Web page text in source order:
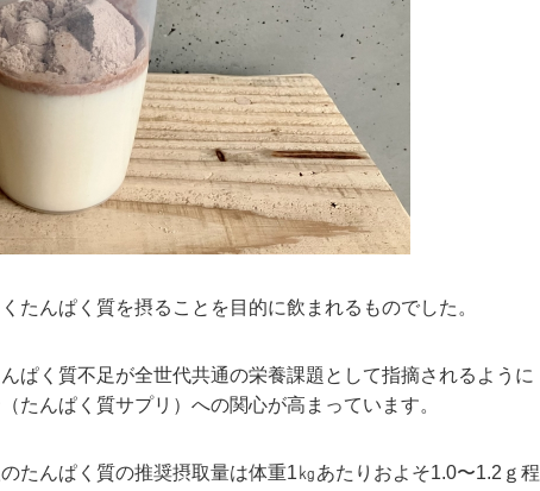
たんぱく質を摂ることを目的に飲まれるものでした。
ぱく質不足が全世代共通の栄養課題として指摘されるように
たんぱく質サプリ）への関心が高まっています。
たんぱく質の推奨摂取量は体重1㎏あたりおよそ1.0〜1.2ｇ程